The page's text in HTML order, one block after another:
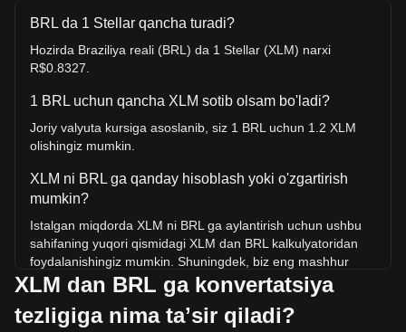
BRL da 1 Stellar qancha turadi?
Hozirda Braziliya reali (BRL) da 1 Stellar (XLM) narxi
R$0.8327.
1 BRL uchun qancha XLM sotib olsam bo'ladi?
Joriy valyuta kursiga asoslanib, siz 1 BRL uchun 1.2 XLM
olishingiz mumkin.
XLM ni BRL ga qanday hisoblash yoki o'zgartirish
mumkin?
Istalgan miqdorda XLM ni BRL ga aylantirish uchun ushbu
sahifaning yuqori qismidagi XLM dan BRL kalkulyatoridan
foydalanishingiz mumkin. Shuningdek, biz eng mashhur
konvertatsiyalar uchun tezkor ma'lumotnoma jadvallarini
ham kiritdik. Masalan, 5 BRL 6 XLM ga teng, 5 XLM esa
4.16BRL atrofida turadi.
XLM dan BRL ga konvertatsiya
tezligiga nima taʼsir qiladi?